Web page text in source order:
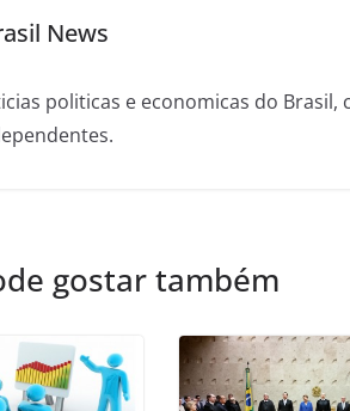
News
politicas e economicas do
gostar também